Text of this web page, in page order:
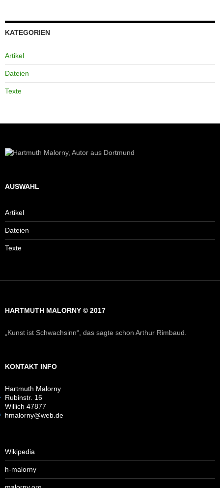
KATEGORIEN
Artikel
Dateien
Texte
AUSWAHL
Artikel
Dateien
Texte
HARTMUTH MALORNY © 2017
„Kunst ist Schwachsinn“, das sagte schon Arthur Rimbaud.
KONTAKT INFO
Hartmuth Malorny
Rubinstr. 16
Willich 47877
hmalorny@web.de
Wikipedia
h-malorny